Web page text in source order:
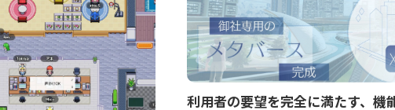
利用者の要望を完全に満たす、機